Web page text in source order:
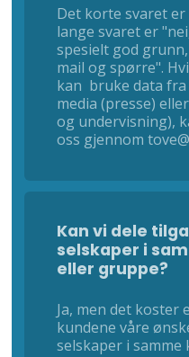
Det korte svaret er
lange svaret er
spesielt god
mail og spørre".
kan bruke data fra
media (presse)
og undervisning),
oss gjennom
Kan vi dele
selskaper i
eller gruppe?
Ja, men det koster
kundene våre
selskaper i